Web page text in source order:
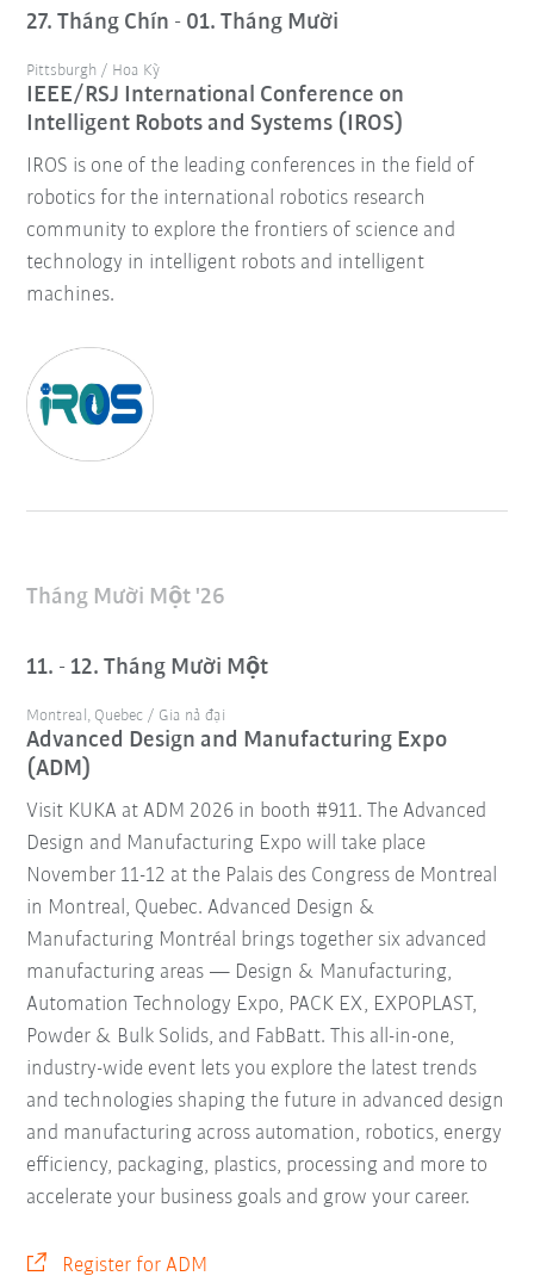
27. Tháng Chín - 01. Tháng Mười
Pittsburgh / Hoa Kỳ
IEEE/RSJ International Conference on
Intelligent Robots and Systems (IROS)
IROS is one of the leading conferences in the field of
robotics for the international robotics research
community to explore the frontiers of science and
technology in intelligent robots and intelligent
machines.
Tháng Mười Một '26
11. - 12. Tháng Mười Một
Montreal, Quebec / Gia nả đại
Advanced Design and Manufacturing Expo
(ADM)
Visit KUKA at ADM 2026 in booth #911. The Advanced
Design and Manufacturing Expo will take place
November 11-12 at the Palais des Congress de Montreal
in Montreal, Quebec. Advanced Design &
Manufacturing Montréal brings together six advanced
manufacturing areas — Design & Manufacturing,
Automation Technology Expo, PACK EX, EXPOPLAST,
Powder & Bulk Solids, and FabBatt. This all-in-one,
industry-wide event lets you explore the latest trends
and technologies shaping the future in advanced design
and manufacturing across automation, robotics, energy
efficiency, packaging, plastics, processing and more to
accelerate your business goals and grow your career.
Register for ADM